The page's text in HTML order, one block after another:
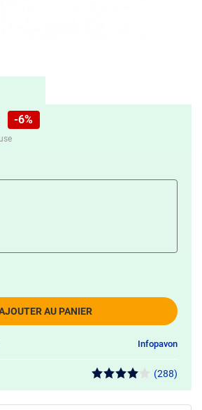
prix :
:
-6%
AU PANIER
Infopavon
(288)